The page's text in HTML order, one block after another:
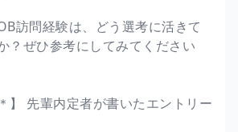
訪問経験は、どう選考に活きて
？ぜひ参考にしてみてください
】 先輩内定者が書いたエントリー